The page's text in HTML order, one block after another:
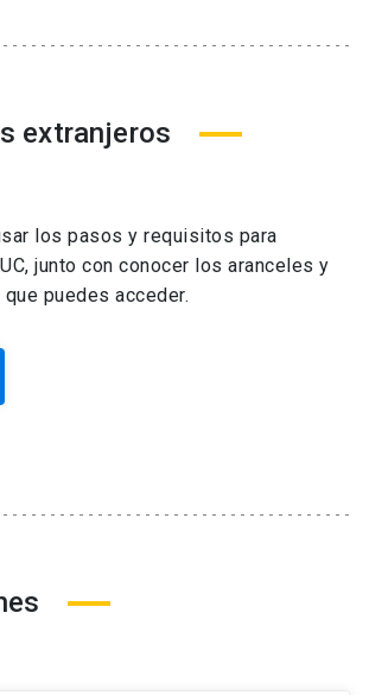
extranjeros
los pasos y requisitos para
junto con conocer los aranceles y
puedes acceder.